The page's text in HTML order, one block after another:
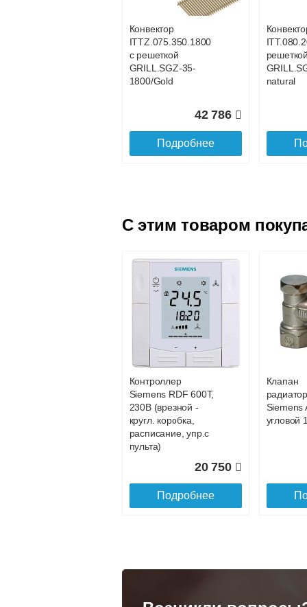
25 101
Подробнее
с решеткой
GRILL.SGWL-16-
1600 венге.
34 891
Подробнее
Конвектор
1700
Конвектор
ITTZ.075.350.1800
с решеткой
GRILL.SGZ-35-
1800/Gold
42 786
Подробнее
решеткой
natural
Конвектор
ITT.080.200.1200 с
решеткой
GRILL.SGA-20-
1200 natural
Подробнее
Конвектор
C этим товаром
Контроллер
Siemens RDF 600Т,
230В (врезной -
кругл. коробка,
расписание, упр.с
пульта)
20 750
Подробнее
Клапан
Siemens
угловой